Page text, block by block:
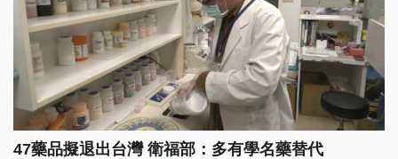
47藥品擬退出台灣 衛福部：多有學名藥替代